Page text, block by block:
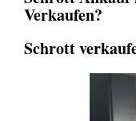
Verkaufen?
Schrott